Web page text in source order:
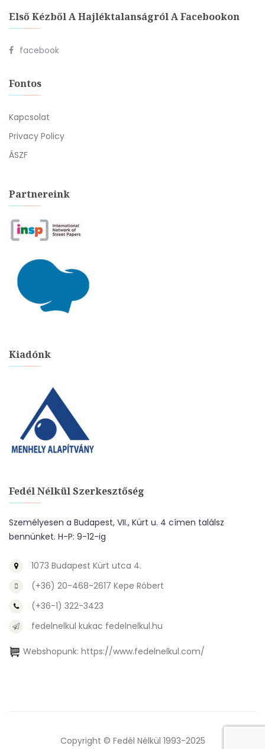
Első Kézből A Hajléktalanságról A Facebookon
facebook
Fontos
Kapcsolat
Privacy Policy
ÁSZF
Partnereink
Kiadónk
Fedél Nélkül Szerkesztőség
Személyesen a Budapest, VII., Kürt u. 4 címen találsz
bennünket. H-P: 9-12-ig
1073 Budapest Kürt utca 4.
(+36) 20-468-2617 Kepe Róbert
(+36-1) 322-3423
fedelnelkul kukac fedelnelkul.hu
Webshopunk: https://www.fedelnelkul.com/
Copyright © Fedél Nélkül 1993-2025